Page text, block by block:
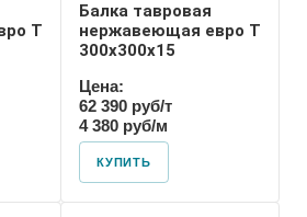
T
Балка тавровая
нержавеющая евро T
300х300х15
Цена:
62 390 руб/т
4 380 руб/м
КУПИТЬ